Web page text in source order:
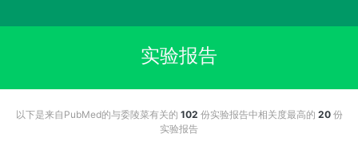
实验报告
以下是来自PubMed的与委陵菜有关的 102 份实验报告中相关度最高的 20份
实验报告